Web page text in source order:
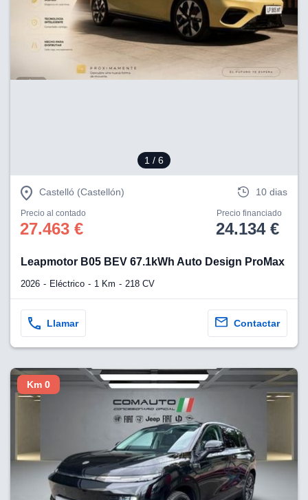
1 / 6
Castelló (Castellón) 10 dias
Precio al contado
27.463 €
Precio financiado
24.134 €
Leapmotor B05 BEV 67.1kWh Auto Design ProMax
2026 Eléctrico 1 Km 218 CV
Llamar Contactar
Km 0